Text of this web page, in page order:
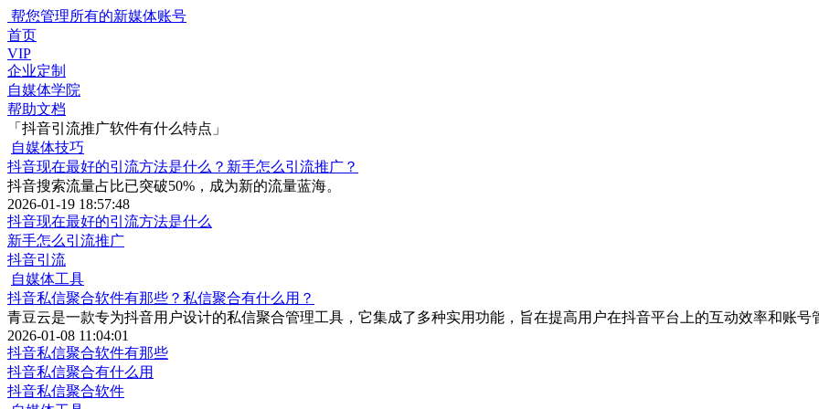
帮您管理所有的新媒体账号
首页
VIP
企业定制
自媒体学院
帮助文档
「抖音引流推广软件有什么特点」
自媒体技巧
抖音现在最好的引流方法是什么？新手怎么引流推广？
抖音搜索流量占比已突破50%，成为新的流量蓝海。
2026-01-19 18:57:48
抖音现在最好的引流方法是什么
新手怎么引流推广
抖音引流
自媒体工具
抖音私信聚合软件有那些？私信聚合有什么用？
青豆云是一款专为抖音用户设计的私信聚合管理工具，它集成了多种实用功能，旨在提高用户在抖音平台上的互动效率和账号
2026-01-08 11:04:01
抖音私信聚合软件有那些
抖音私信聚合有什么用
抖音私信聚合软件